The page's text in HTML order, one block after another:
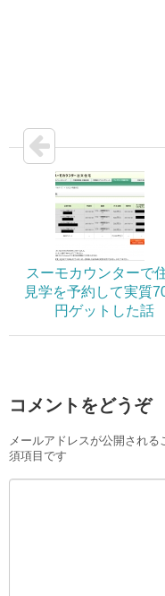
スーモカウンターで
見学を予約して実質
円ゲットした話
コメントをどうぞ
メールアドレスが公開される
須項目です